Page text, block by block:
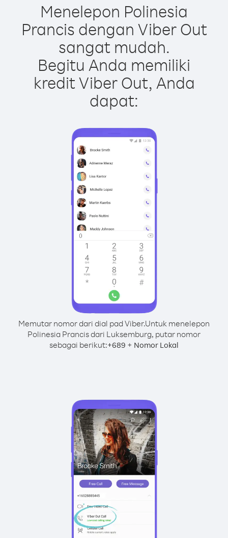
Menelepon Polinesia
Prancis dengan Viber Out
sangat mudah.
Begitu Anda memiliki
kredit Viber Out, Anda
dapat:
Memutar nomor dari dial pad Viber.Untuk menelepon
Polinesia Prancis dari Luksemburg, putar nomor
sebagai berikut:+689 + Nomor Lokal